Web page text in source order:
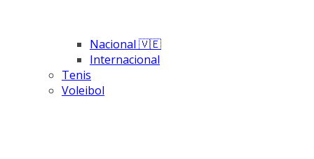
Nacional 🇻🇪
Internacional
Tenis
Voleibol